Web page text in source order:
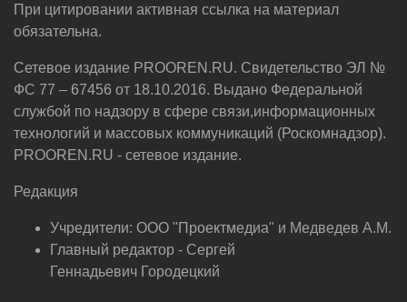
При цитировании активная ссылка на материал
обязательна.
Сетевое издание PROOREN.RU. Свидетельство ЭЛ №
ФС 77 – 67456 от 18.10.2016. Выдано Федеральной
службой по надзору в сфере связи,информационных
технологий и массовых коммуникаций (Роскомнадзор).
PROOREN.RU - сетевое издание.
Редакция
Учредители: ООО "Проектмедиа" и Медведев А.М.
Главный редактор - Сергей
Геннадьевич Городецкий